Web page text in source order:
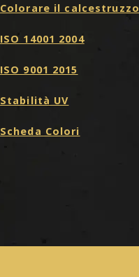
Colorare il calcestruzzo
ISO 14001 2004
ISO 9001 2015
Stabilità UV
Scheda Colori